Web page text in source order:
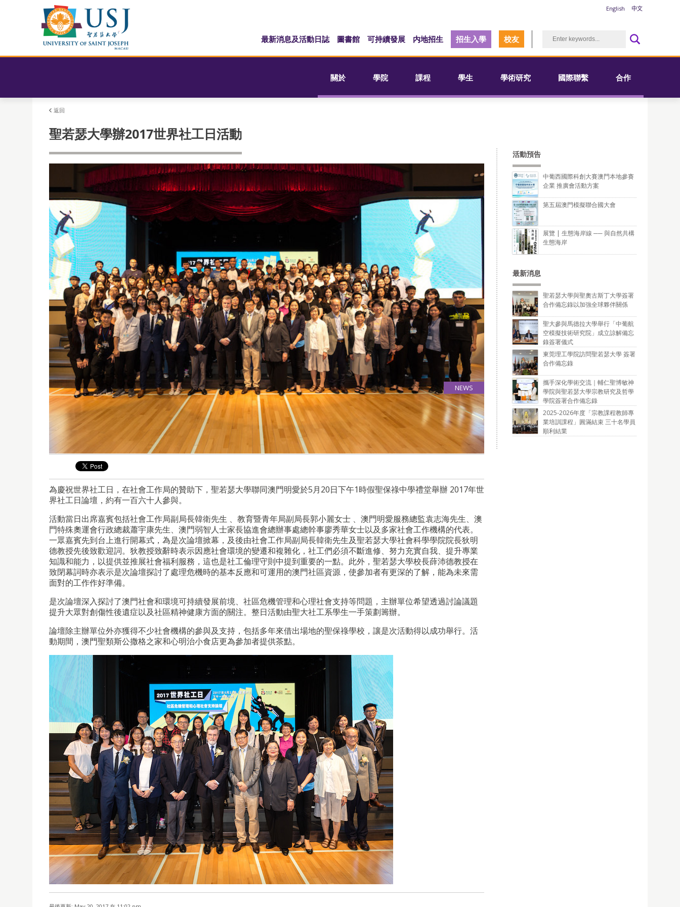
English 中文
最新消息及活動日誌 圖書館 可持續發展 内地招生 招生入學 校友
關於 學院 課程 學生 學術研究 國際聯繫 合作
返回
聖若瑟大學辦2017世界社工日活動
NEWS
聖若瑟大學辦2017世界社工日活動 20
May
01/01/1970
聖若瑟大學於2017年5月20日假聖保祿中學禮堂舉辦 2017年世界社工日論壇
為慶祝世界社工日，在社會工作局的贊助下，聖若瑟大學聯同澳門明愛於5月20日下午1時假聖保祿中學禮堂舉辦 2017年世
界社工日論壇，約有一百六十人參與。
活動當日出席嘉賓包括社會工作局副局長韓衛先生 、教育暨青年局副局長郭小麗女士 、澳門明愛服務總監袁志海先生、澳
門特殊奧運會行政總裁蕭宇康先生、澳門弱智人士家長協進會總辦事處總幹事廖秀華女士以及多家社會工作機構的代表。
一眾嘉賓先到台上進行開幕式，為是次論壇掀幕，及後由社會工作局副局長韓衛先生及聖若瑟大學社會科學學院院長狄明
德教授先後致歡迎詞。狄教授致辭時表示因應社會環境的變遷和複雜化，社工們必須不斷進修、努力充實自我、提升專業
知識和能力，以提供並推展社會福利服務，這也是社工倫理守則中提到重要的一點。此外，聖若瑟大學校長薛沛德教授在
致閉幕詞時亦表示是次論壇探討了處理危機時的基本反應和可運用的澳門社區資源，使參加者有更深的了解，能為未來需
面對的工作作好準備。
是次論壇深入探討了澳門社會和環境可持續發展前境、社區危機管理和心理社會支持等問題，主辦單位希望透過討論議題
提升大眾對創傷性後遺症以及社區精神健康方面的關注。整日活動由聖大社工系學生一手策劃籌辦。
論壇除主辦單位外亦獲得不少社會機構的參與及支持，包括多年來借出場地的聖保祿學校，讓是次活動得以成功舉行。活
動期間，澳門聖類斯公撒格之家和心明治小食店更為參加者提供茶點。
活動預告
中葡西國際科創大賽澳門本地參賽
企業 推廣會活動方案
第五屆澳門模擬聯合國大會
展覽 | 生態海岸線 ── 與自然共構
生態海岸
最新消息
聖若瑟大學與聖奧古斯丁大學簽署
合作備忘錄以加強全球夥伴關係
聖大參與馬德拉大學舉行「中葡航
空模擬技術研究院」成立諒解備忘
錄簽署儀式
東莞理工學院訪問聖若瑟大學 簽署
合作備忘錄
攜手深化學術交流｜輔仁聖博敏神
學院與聖若瑟大學宗教研究及哲學
學院簽署合作備忘錄
2025-2026年度「宗教課程教師專
業培訓課程」圓滿結束 三十名學員
順利結業